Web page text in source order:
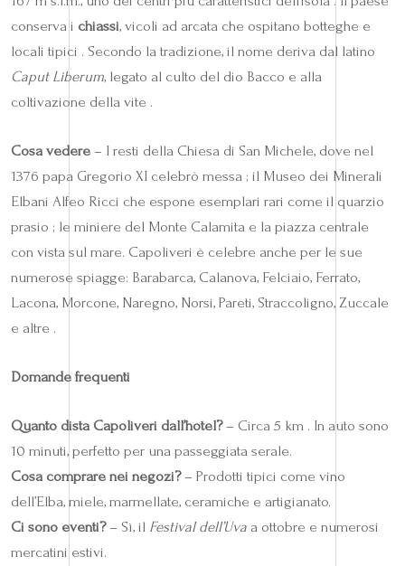
conserva i chiassi, vicoli ad arcata che ospitano botteghe e
locali tipici . Secondo la tradizione, il nome deriva dal latino
Caput Liberum, legato al culto del dio Bacco e alla
coltivazione della vite .
Cosa vedere – I resti della Chiesa di San Michele, dove nel
1376 papa Gregorio XI celebrò messa ; il Museo dei Minerali
Elbani Alfeo Ricci che espone esemplari rari come il quarzio
prasio ; le miniere del Monte Calamita e la piazza centrale
con vista sul mare. Capoliveri è celebre anche per le sue
numerose spiagge: Barabarca, Calanova, Felciaio, Ferrato,
Lacona, Morcone, Naregno, Norsi, Pareti, Straccoligno, Zuccale
e altre .
Domande frequenti
Quanto dista Capoliveri dall’hotel?– Circa 5 km . In auto sono
10 minuti, perfetto per una passeggiata serale.
Cosa comprare nei negozi?– Prodotti tipici come vino
dell’Elba, miele, marmellate, ceramiche e artigianato.
Ci sono eventi?– Sì, il Festival dell’Uva a ottobre e numerosi
mercatini estivi.